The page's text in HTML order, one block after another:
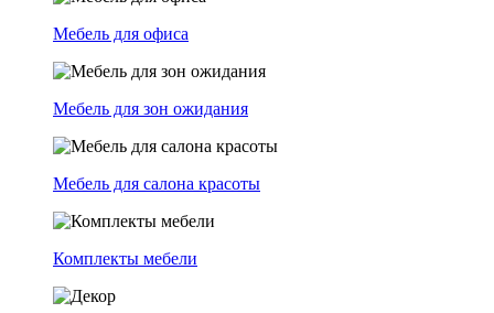
Мебель для офиса
Мебель для зон ожидания
Мебель для салона красоты
Комплекты мебели